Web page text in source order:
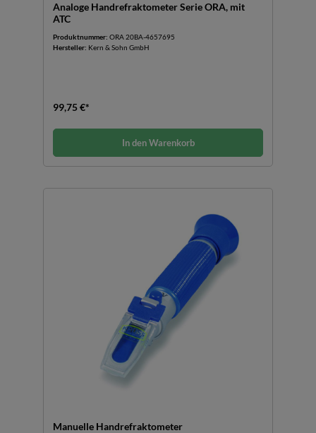
Analoge Handrefraktometer Serie ORA, mit
ATC
Produktnummer: ORA 20BA-4657695
Hersteller: Kern & Sohn GmbH
99,75 €*
In den Warenkorb
Manuelle Handrefraktometer